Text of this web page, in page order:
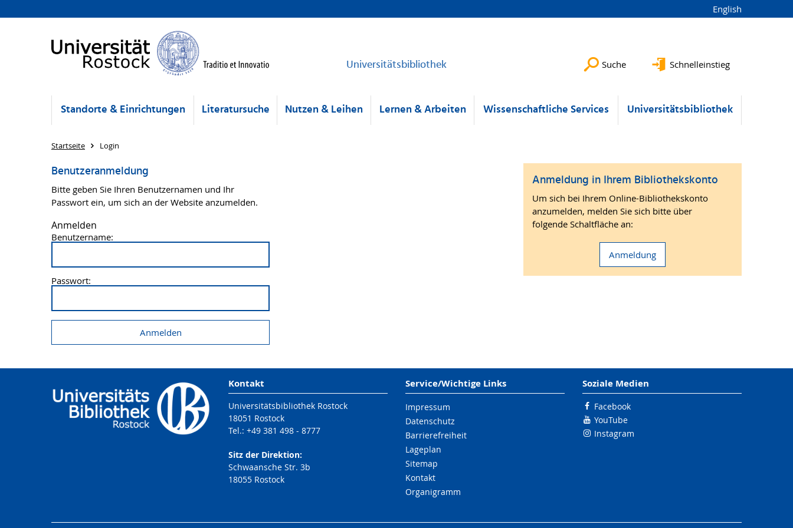
English
Universitätsbibliothek Suche Schnelleinstieg
Standorte & Einrichtungen Literatursuche Nutzen & Leihen Lernen & Arbeiten Wissenschaftliche Services Universitätsbibliothek
Startseite Login
Benutzeranmeldung
Bitte geben Sie Ihren Benutzernamen und Ihr
Passwort ein, um sich an der Website anzumelden.
Anmelden
Benutzername:
Passwort:
Anmeldung in Ihrem Bibliothekskonto
Um sich bei Ihrem Online-Bibliothekskonto
anzumelden, melden Sie sich bitte über
folgende Schaltfläche an:
Anmeldung
Kontakt
Universitätsbibliothek Rostock
18051 Rostock
Tel.: +49 381 498 - 8777
Sitz der Direktion:
Schwaansche Str. 3b
18055 Rostock
Service/Wichtige Links
Impressum
Datenschutz
Barrierefreiheit
Lageplan
Sitemap
Kontakt
Organigramm
Soziale Medien
Facebook
YouTube
Instagram